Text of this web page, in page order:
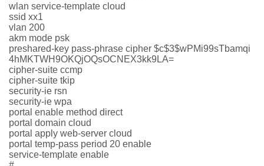
wlan service-template cloud
ssid xx1
vlan 200
akm mode psk
preshared-key pass-phrase cipher $c$3$wPMi99sTbamqi
4hMKTWH9OKQjOQsOCNEX3kk9LA=
cipher-suite ccmp
cipher-suite tkip
security-ie rsn
security-ie wpa
portal enable method direct
portal domain cloud
portal apply web-server cloud
portal temp-pass period 20 enable
service-template enable